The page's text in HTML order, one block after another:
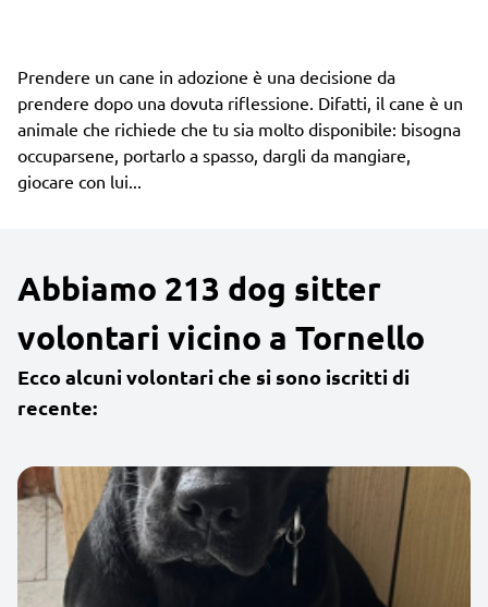
Prendere un cane in adozione è una decisione da
prendere dopo una dovuta riflessione. Difatti, il cane è un
animale che richiede che tu sia molto disponibile: bisogna
occuparsene, portarlo a spasso, dargli da mangiare,
giocare con lui...
Abbiamo 213 dog sitter
volontari vicino a Tornello
Ecco alcuni volontari che si sono iscritti di
recente: